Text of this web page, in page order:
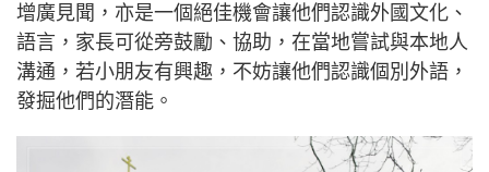
增廣見聞，亦是一個絕佳機會讓他們認識外國文化、
語言，家長可從旁鼓勵、協助，在當地嘗試與本地人
溝通，若小朋友有興趣，不妨讓他們認識個別外語，
發掘他們的潛能。